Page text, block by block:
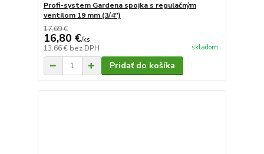
Profi-system Gardena spojka s regulačným
ventilom 19 mm (3/4")
17,69 €
16,80 €/ks
13,66 € bez DPH skladom
Pridať do košíka